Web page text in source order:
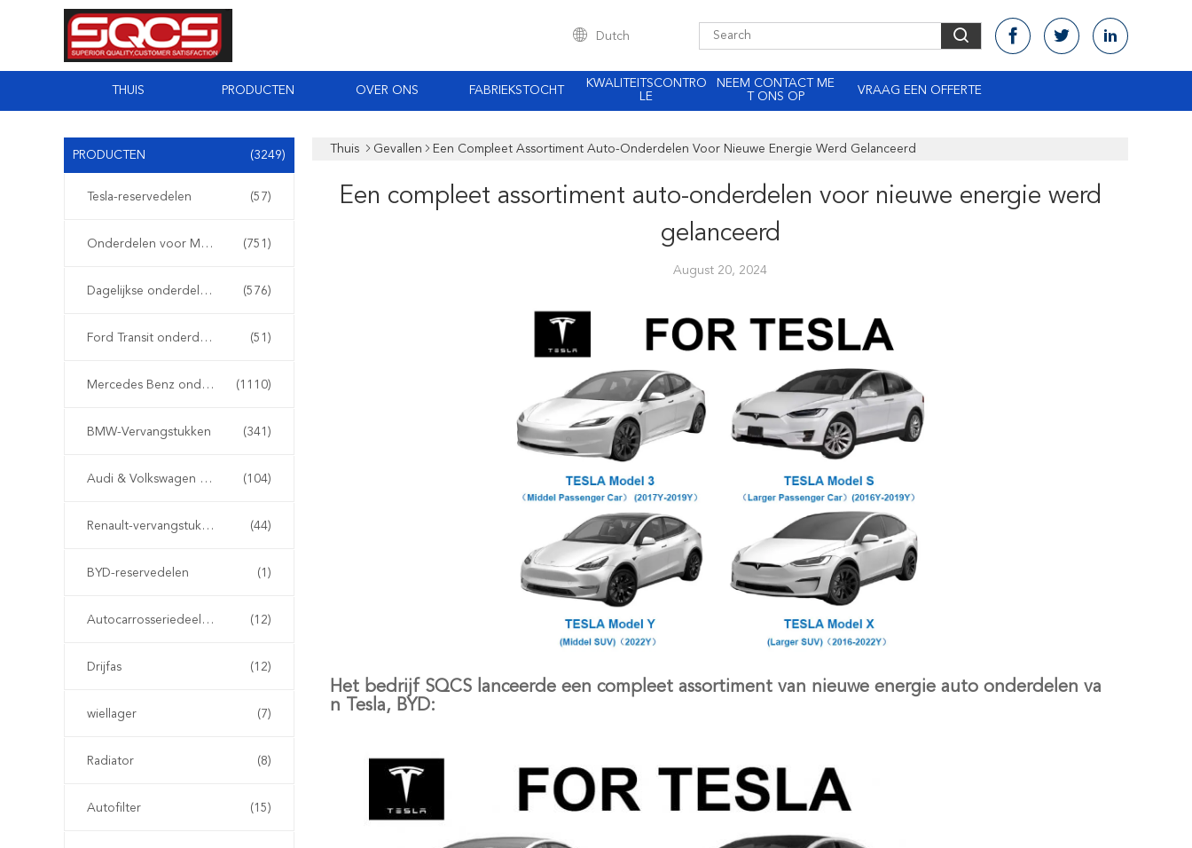
Dutch
THUIS PRODUCTEN OVER ONS FABRIEKSTOCHT
KWALITEITSCONTRO
LE
NEEM CONTACT ME
T ONS OP
VRAAG EEN OFFERTE
PRODUCTEN (3249)
Tesla-reservedelen (57)
Onderdelen voor Mercedes Sprinter (751)
Dagelijkse onderdelen van Iveco (576)
Ford Transit onderdelen (51)
Mercedes Benz onderdelen (1110)
BMW-Vervangstukken (341)
Audi & Volkswagen Onderdelen (104)
Renault-vervangstukken (44)
BYD-reservedelen (1)
Autocarrosseriedeeltjes (12)
Drijfas (12)
wiellager (7)
Radiator (8)
Autofilter (15)
Thuis Gevallen Een Compleet Assortiment Auto-Onderdelen Voor Nieuwe Energie Werd Gelanceerd
Een compleet assortiment auto-onderdelen voor nieuwe energie werd
gelanceerd
August 20, 2024
Het bedrijf SQCS lanceerde een compleet assortiment van nieuwe energie auto onderdelen va
n Tesla, BYD: